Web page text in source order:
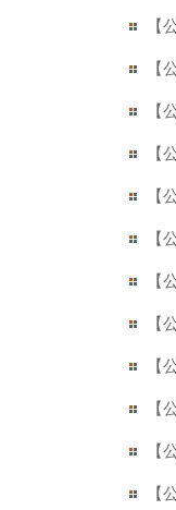
【
【
【
【
【
【
【
【
【
【
【
【